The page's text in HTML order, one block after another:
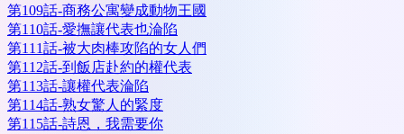
第109話-商務公寓變成動物王國
第110話-愛撫讓代表也淪陷
第111話-被大肉棒攻陷的女人們
第112話-到飯店赴約的權代表
第113話-讓權代表淪陷
第114話-熟女驚人的緊度
第115話-詩恩，我需要你